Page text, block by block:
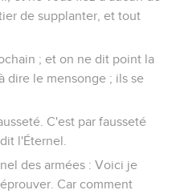
de supplanter, et tout
; et on ne dit point la
dire le mensonge ; ils se
C'est par fausseté
l'Éternel.
des armées : Voici je
Car comment